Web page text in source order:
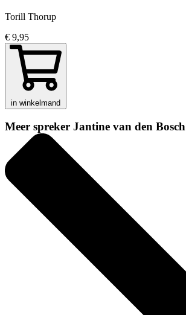
Torill Thorup
€ 9,95
in winkelmand
Meer spreker Jantine van den Bosch